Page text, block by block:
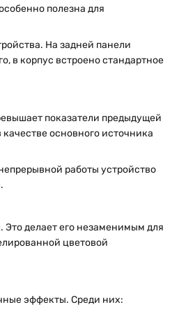
полезна для
На задней панели
в корпус встроено стандартное
показатели предыдущей
основного источника
работы устройство
Это делает его незаменимым для
цветовой
эффекты. Среди них: